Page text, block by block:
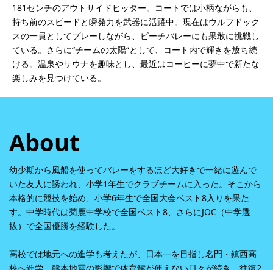
181センチのアウトサイドヒッター。コートでは小柄ながらも、
持ち前のスピードと瞬発力を武器に活躍中。現在はウルフドック
スの一員としてプレーしながら、ビーチバレーにも果敢に挑戦し
ている。さらに“チームの太陽“として、コート内で輝きを放ち続
ける。温泉やサウナを趣味とし、最近はコーヒーに夢中で新たな
楽しみを見つけている。
About
幼少期から風船を使ってバレーをするほど大好きで一緒に遊んで
いた友人に誘われ、小学1年生でクラブチームに入った。そこから
本格的に競技を始め、小学6年生で全国大会ベスト8入りを果た
す。中学時代は菊鹿中学校で全国ベスト8、さらにJOC（中学選
抜）で全国優勝を経験した。
高校では地元への進学も考えたが、日本一を目指し名門・鎮西高